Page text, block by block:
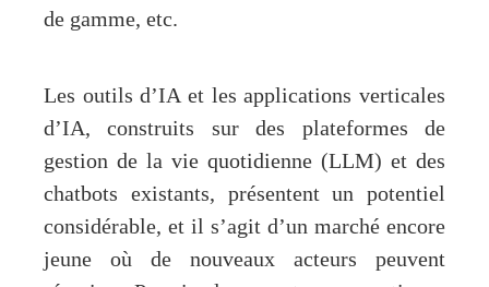
de gamme, etc.
Les outils d’IA et les applications verticales
d’IA, construits sur des plateformes de
gestion de la vie quotidienne (LLM) et des
chatbots existants, présentent un potentiel
considérable, et il s’agit d’un marché encore
jeune où de nouveaux acteurs peuvent